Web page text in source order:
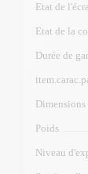
Etat de
Etat de la
Durée de
Dimensions
Poids
Niveau